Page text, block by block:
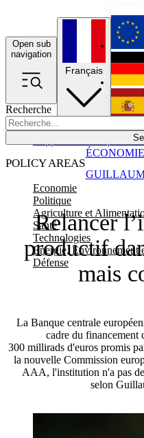
Open sub
navigation
Recherche
POLICY AREAS
Economie
Politique
Agriculture et
Santé
Technologies
Energie, Environnement
Défense
Français
Relancer
productif
mais
La Banque centrale
cadre du financement
300 millirads d'euros promis
la nouvelle Commission
AAA, l'institution n'a pas
selon
ÉCONOMIE